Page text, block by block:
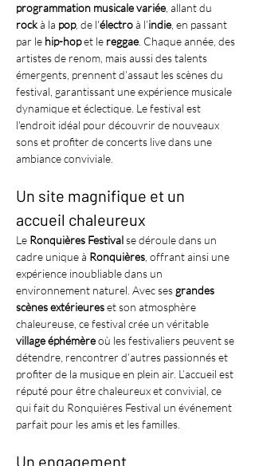
programmation musicale variée , allant du
rock à la pop, de l'électro à l’indie , en passant
par le hip-hop et le reggae . Chaque année, des
artistes de renom, mais aussi des talents
émergents, prennent d’assaut les scènes du
festival, garantissant une expérience musicale
dynamique et éclectique. Le festival est
l'endroit idéal pour découvrir de nouveaux
sons et profiter de concerts live dans une
ambiance conviviale.
Un site magnifique et un
accueil chaleureux
Le Ronquières Festival se déroule dans un
cadre unique à Ronquières , offrant ainsi une
expérience inoubliable dans un
environnement naturel. Avec ses grandes
scènes extérieures et son atmosphère
chaleureuse, ce festival crée un véritable
village éphémère où les festivaliers peuvent se
détendre, rencontrer d’autres passionnés et
profiter de la musique en plein air. L’accueil est
réputé pour être chaleureux et convivial, ce
qui fait du Ronquières Festival un événement
parfait pour les amis et les familles.
Un engagement